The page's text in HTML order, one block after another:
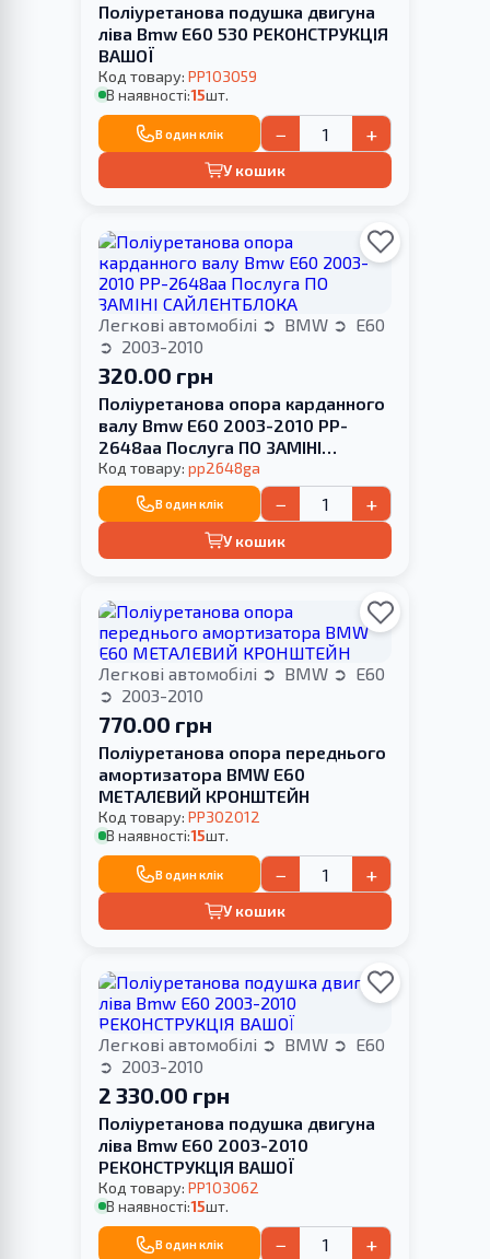
Поліуретанова подушка двигуна
ліва Bmw E60 530 РЕКОНСТРУКЦІЯ
ВАШОЇ
Код товару: PP103059
В наявності:15шт.
В один клік − +
У кошик
Легкові автомобілі BMW
E60
2003-2010
320.00 грн
Поліуретанова опора карданного
валу Bmw E60 2003-2010 PP-
2648aa Послуга ПО ЗАМІНІ
САЙЛЕНТБЛОКА
Код товару: pp2648ga
В один клік − +
У кошик
Легкові автомобілі BMW
E60
2003-2010
770.00 грн
Поліуретанова опора переднього
амортизатора BMW E60
МЕТАЛЕВИЙ КРОНШТЕЙН
Код товару: PP302012
В наявності:15шт.
В один клік − +
У кошик
Легкові автомобілі BMW
E60
2003-2010
2 330.00 грн
Поліуретанова подушка двигуна
ліва Bmw E60 2003-2010
РЕКОНСТРУКЦІЯ ВАШОЇ
Код товару: PP103062
В наявності:15шт.
В один клік − +